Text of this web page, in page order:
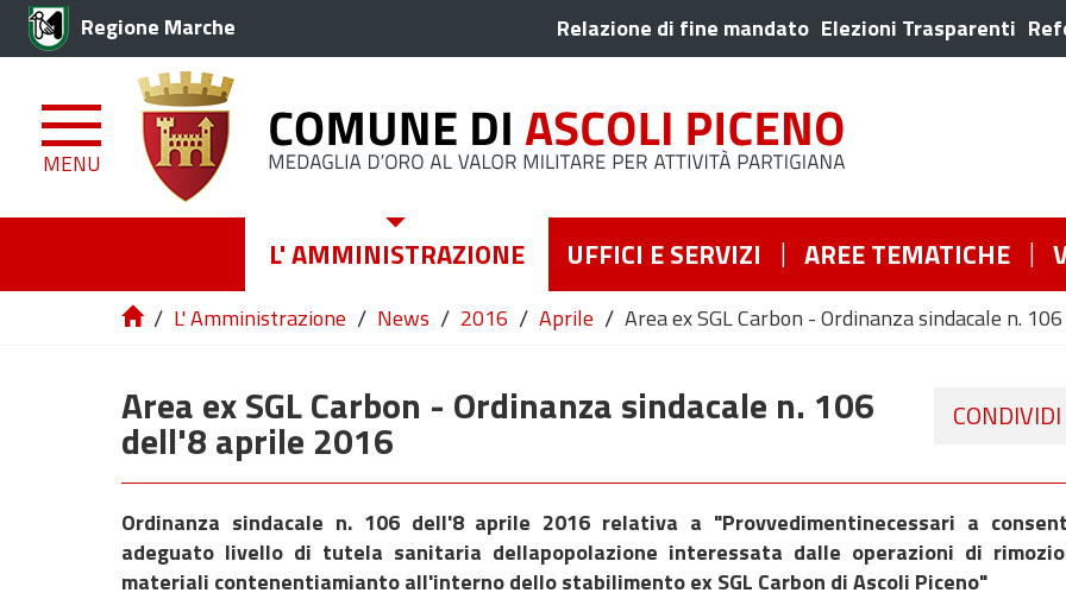
Regione Marche Relazione di fine mandato Elezioni Trasparenti
MENU
L' AMMINISTRAZIONE UFFICI E SERVIZI AREE TEMATICHE
/ L' Amministrazione / News / 2016 / Aprile / Area ex SGL Carbon - Ordinanza sindacale n.
CONDIVIDI
Area ex SGL Carbon - Ordinanza sindacale n. 106
dell'8 aprile 2016
Ordinanza sindacale n. 106 dell'8 aprile 2016 relativa a "Provvedimentinecessari a
adeguato livello di tutela sanitaria dellapopolazione interessata dalle operazioni di
materiali contenentiamianto all'interno dello stabilimento ex SGL Carbon di Ascoli Piceno"